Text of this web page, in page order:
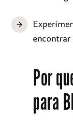
encontrar
Por
para